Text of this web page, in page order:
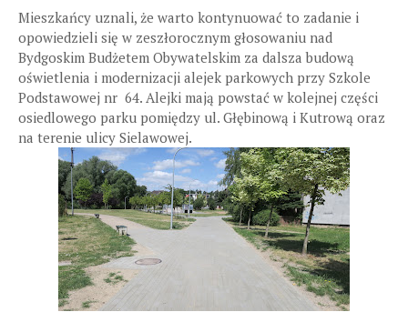
Mieszkańcy uznali, że warto kontynuować to zadanie i
opowiedzieli się w zeszłorocznym głosowaniu nad
Bydgoskim Budżetem Obywatelskim za dalsza budową
oświetlenia i modernizacji alejek parkowych przy Szkole
Podstawowej nr 64. Alejki mają powstać w kolejnej części
osiedlowego parku pomiędzy ul. Głębinową i Kutrową oraz
na terenie ulicy Sielawowej.